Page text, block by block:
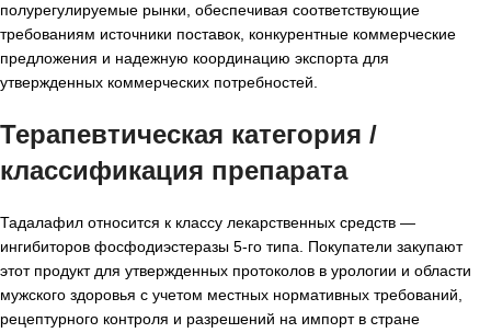
полурегулируемые рынки, обеспечивая соответствующие
требованиям источники поставок, конкурентные коммерческие
предложения и надежную координацию экспорта для
утвержденных коммерческих потребностей.
Терапевтическая категория /
классификация препарата
Тадалафил относится к классу лекарственных средств —
ингибиторов фосфодиэстеразы 5-го типа. Покупатели закупают
этот продукт для утвержденных протоколов в урологии и области
мужского здоровья с учетом местных нормативных требований,
рецептурного контроля и разрешений на импорт в стране